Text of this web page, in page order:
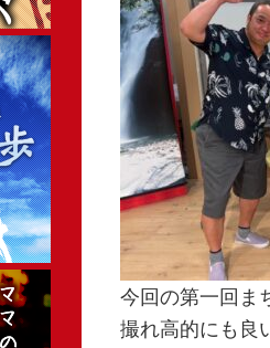
今回の第一回ま
撮れ高的にも良